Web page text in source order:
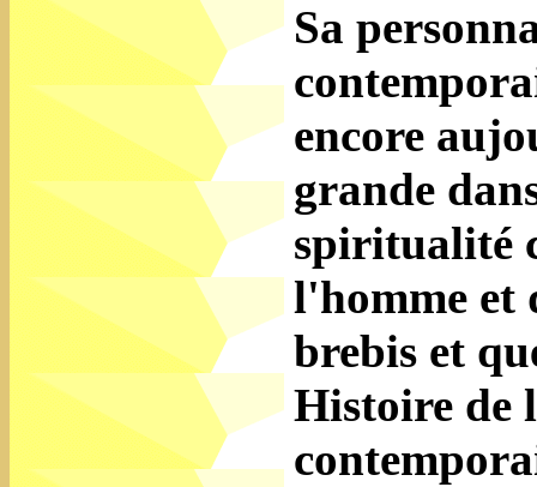
Sa
encore
grande
spiritualité
l'homme et
brebis et
Histoire de